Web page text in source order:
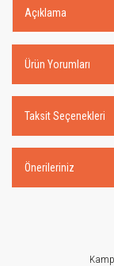
Açıklama
Ürün Yorumları
Taksit Seçenekleri
Önerileriniz